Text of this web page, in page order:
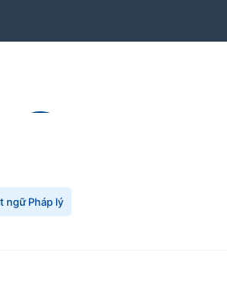
ngữ Pháp lý